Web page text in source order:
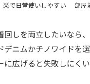
楽で日常使いしやすい 部屋
回しを両立したいなら
デニムかチノワイドを
広げると失敗しにくい